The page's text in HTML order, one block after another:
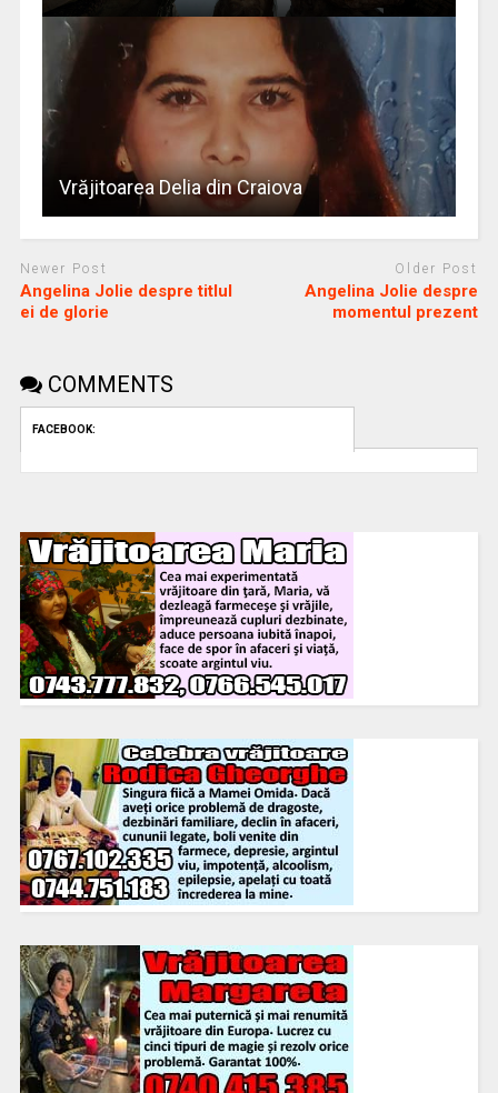
Vrăjitoarea Delia din Craiova
Newer Post
Angelina Jolie despre titlul
ei de glorie
Older Post
Angelina Jolie despre
momentul prezent
COMMENTS
FACEBOOK: